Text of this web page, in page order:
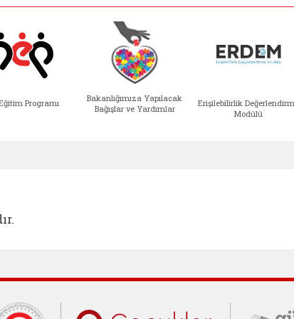
Programı
Bakanlığımıza Yapılacak
Bağışlar ve Yardımlar
Erişilebilirlik
Modülü
Cumhurbaşkanlığı İletişim Merkezi
Çocuklar